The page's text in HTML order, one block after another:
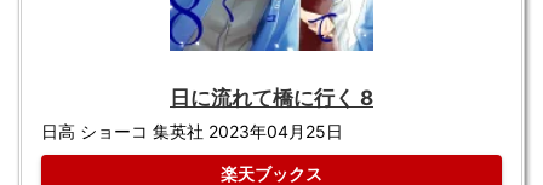
日に流れて橋に行く 8
日高 ショーコ 集英社 2023年04月25日
楽天ブックス